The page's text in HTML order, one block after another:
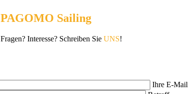
PAGOMO Sailing
Fragen? Interesse? Schreiben Sie UNS!
Ihre E-Mail